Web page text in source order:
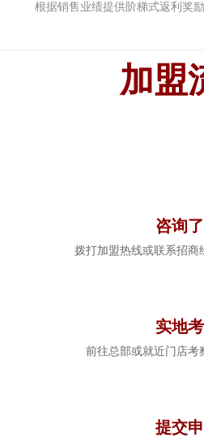
根据销售业绩提供阶梯式返利奖
加盟
咨询
拨打加盟热线或联系招商
实地
前往总部或就近门店考
提交